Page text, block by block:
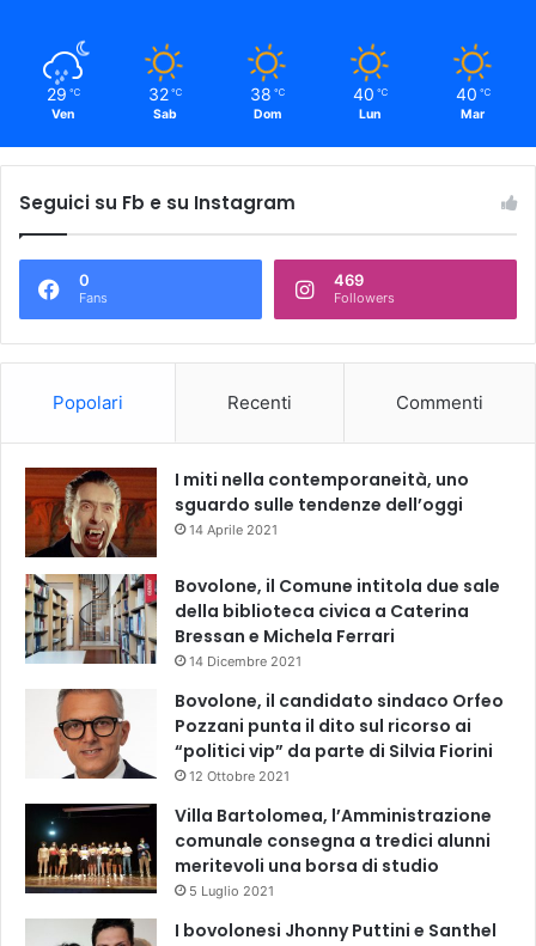
29 ℃
Ven
32 ℃
Sab
38 ℃
Dom
40 ℃
Lun
40 ℃
Mar
Seguici su Fb e su Instagram
0
Fans
469
Followers
Popolari Recenti Commenti
I miti nella contemporaneità, uno
sguardo sulle tendenze dell’oggi
14 Aprile 2021
Bovolone, il Comune intitola due sale
della biblioteca civica a Caterina
Bressan e Michela Ferrari
14 Dicembre 2021
Bovolone, il candidato sindaco Orfeo
Pozzani punta il dito sul ricorso ai
“politici vip” da parte di Silvia Fiorini
12 Ottobre 2021
Villa Bartolomea, l’Amministrazione
comunale consegna a tredici alunni
meritevoli una borsa di studio
5 Luglio 2021
I bovolonesi Jhonny Puttini e Santhel